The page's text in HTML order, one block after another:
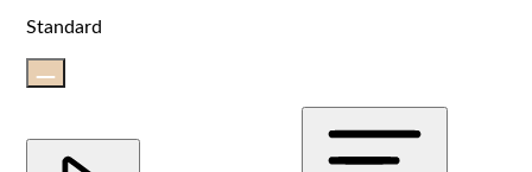
Standard